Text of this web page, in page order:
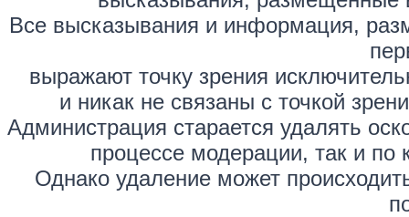
Все высказывания и информация,
выражают точку зрения
и никак не связаны с точкой
Администрация старается удалять
процессе модерации, так и по
Однако удаление может